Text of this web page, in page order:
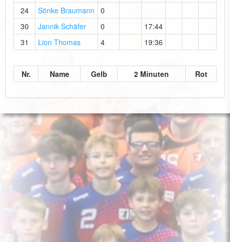
24
Sönke Braumann
0
30
Jannik Schäfer 0
17:44
31
Lion Thomas 4 19:36
Nr. Name Gelb 2 Minuten Rot